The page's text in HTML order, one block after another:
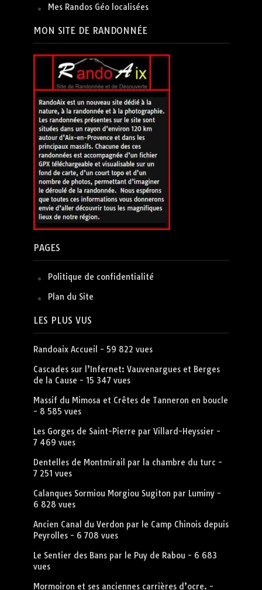
Mes Randos Géo localisées
MON SITE DE RANDONNÉE
PAGES
Politique de confidentialité
Plan du Site
LES PLUS VUS
Randoaix Accueil - 59 822 vues
Cascades sur l’Infernet: Vauvenargues et Berges
de la Cause - 15 347 vues
Massif du Mimosa et Crêtes de Tanneron en boucle
- 8 585 vues
Les Gorges de Saint-Pierre par Villard-Heyssier -
7 469 vues
Dentelles de Montmirail par la chambre du turc -
7 251 vues
Calanques Sormiou Morgiou Sugiton par Luminy-
6 828 vues
Ancien Canal du Verdon par le Camp Chinois depuis
Peyrolles- 6 708 vues
Le Sentier des Bans par le Puy de Rabou - 6 683
vues
Mormoiron et ses anciennes carrières d’ocre. -